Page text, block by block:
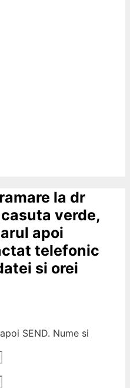
la dr
verde,
apoi
telefonic
si orei
SEND. Nume si